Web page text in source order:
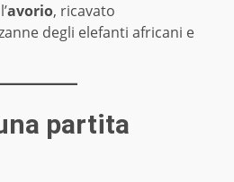
avorio, ricavato
degli elefanti africani e
partita